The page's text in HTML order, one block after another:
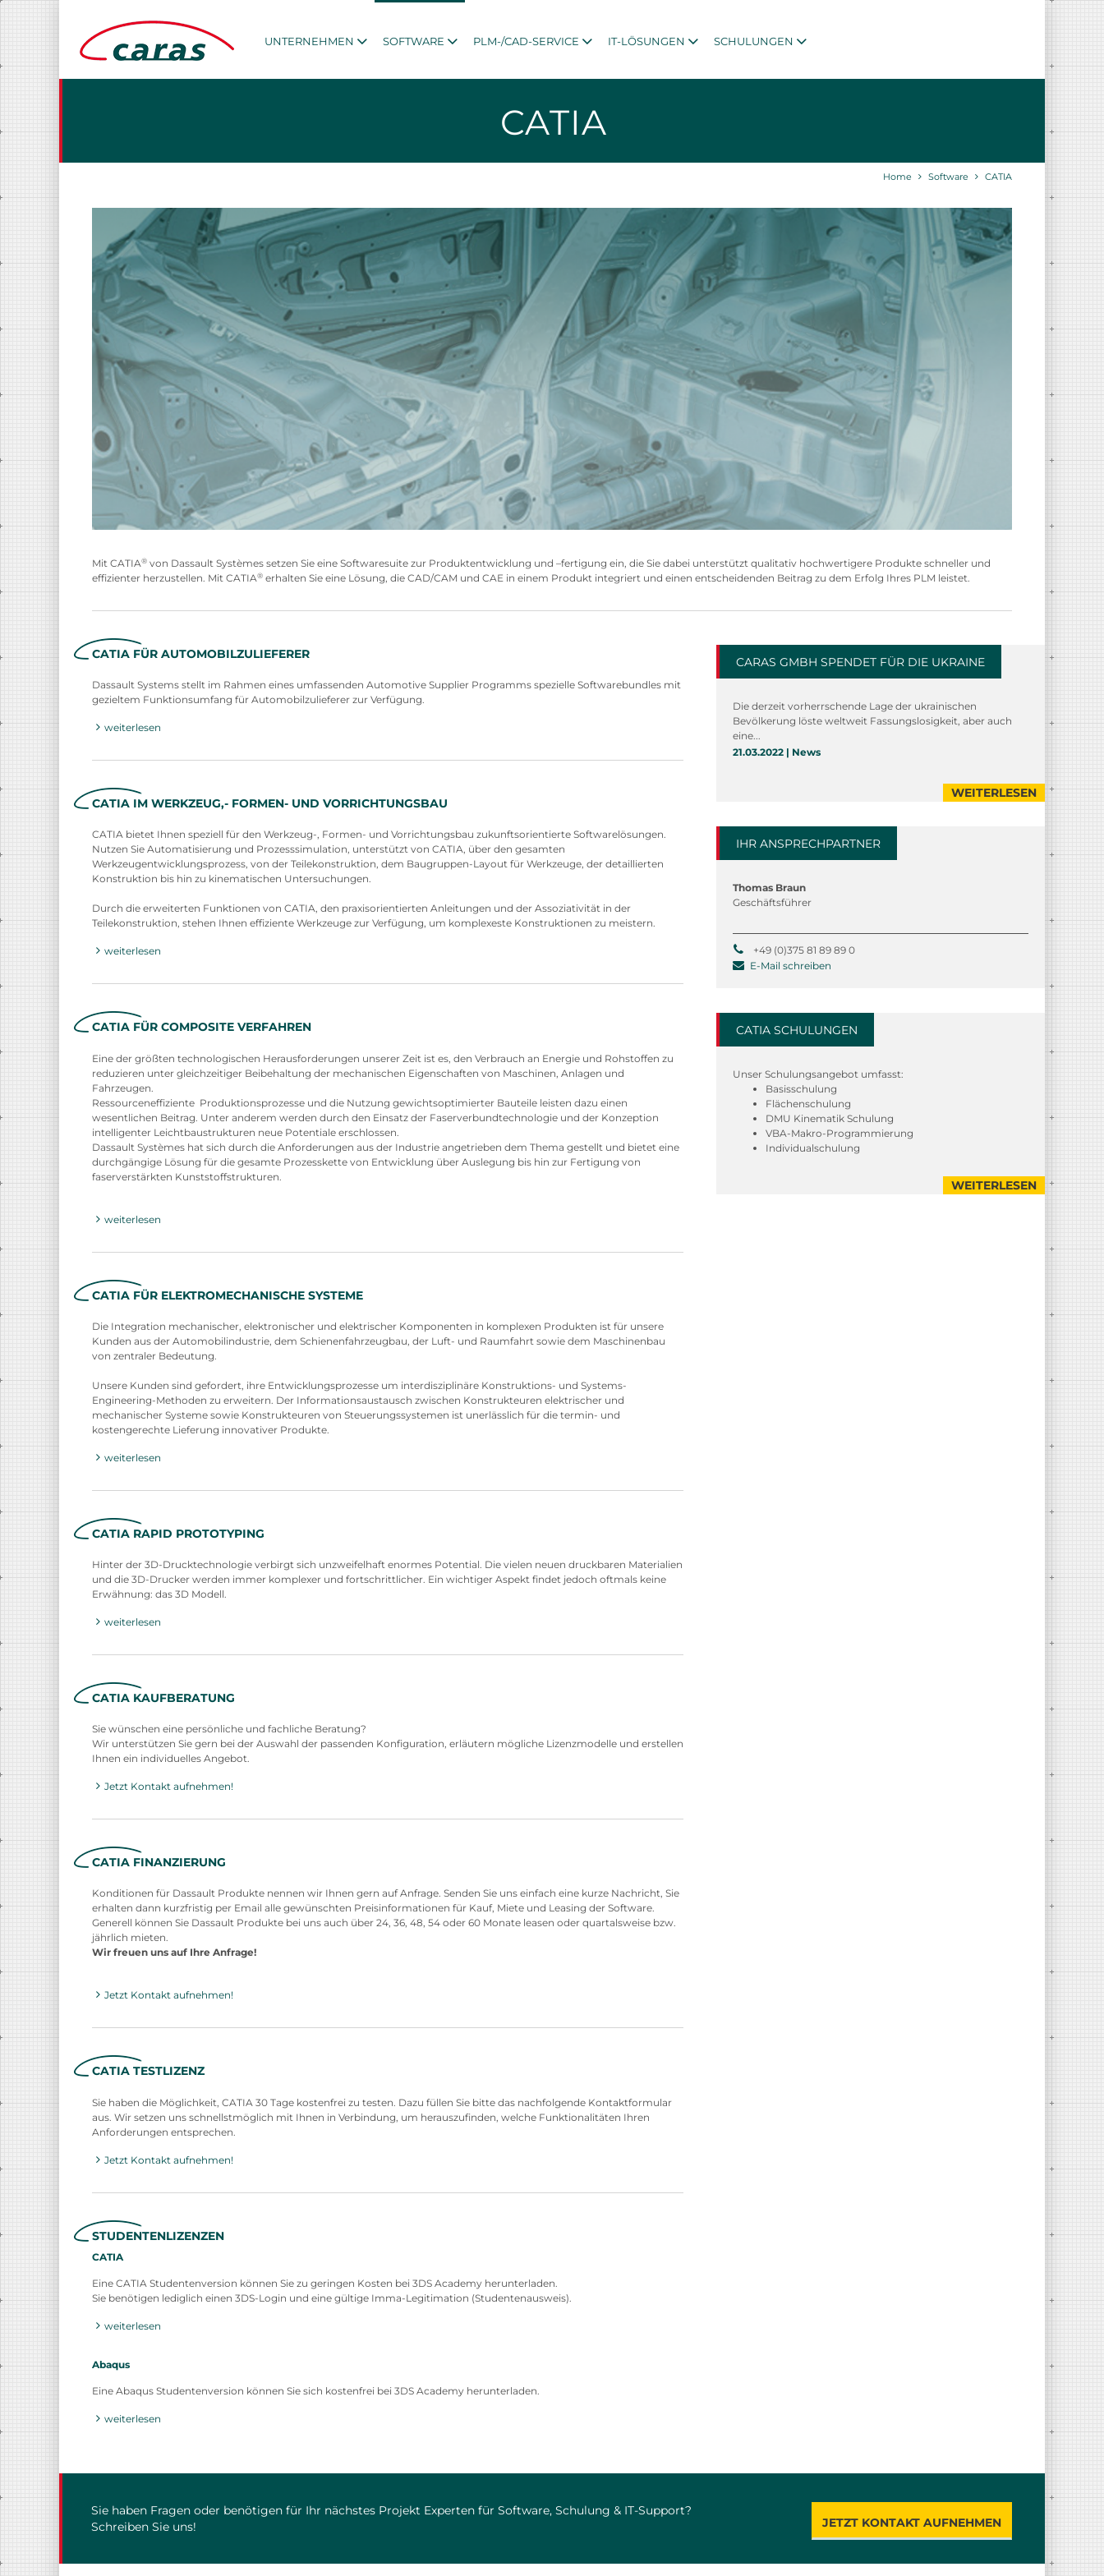
UNTERNEHMEN SOFTWARE PLM-/CAD-SERVICE IT-LÖSUNGEN SCHULUNGEN
CATIA
Home Software CATIA
Mit CATIA® von Dassault Systèmes setzen Sie eine Softwaresuite zur Produktentwicklung und –fertigung ein, die Sie dabei unterstützt qualitativ hochwertigere Produkte schneller und
effizienter herzustellen. Mit CATIA® erhalten Sie eine Lösung, die CAD/CAM und CAE in einem Produkt integriert und einen entscheidenden Beitrag zu dem Erfolg Ihres PLM leistet.
CATIA FÜR AUTOMOBILZULIEFERER
Dassault Systems stellt im Rahmen eines umfassenden Automotive Supplier Programms spezielle Softwarebundles mit
gezieltem Funktionsumfang für Automobilzulieferer zur Verfügung.
weiterlesen
CATIA IM WERKZEUG,- FORMEN- UND VORRICHTUNGSBAU
CATIA bietet Ihnen speziell für den Werkzeug-, Formen- und Vorrichtungsbau zukunftsorientierte Softwarelösungen.
Nutzen Sie Automatisierung und Prozesssimulation, unterstützt von CATIA, über den gesamten
Werkzeugentwicklungsprozess, von der Teilekonstruktion, dem Baugruppen-Layout für Werkzeuge, der detaillierten
Konstruktion bis hin zu kinematischen Untersuchungen.
Durch die erweiterten Funktionen von CATIA, den praxisorientierten Anleitungen und der Assoziativität in der
Teilekonstruktion, stehen Ihnen effiziente Werkzeuge zur Verfügung, um komplexeste Konstruktionen zu meistern.
weiterlesen
CATIA FÜR COMPOSITE VERFAHREN
Eine der größten technologischen Herausforderungen unserer Zeit ist es, den Verbrauch an Energie und Rohstoffen zu
reduzieren unter gleichzeitiger Beibehaltung der mechanischen Eigenschaften von Maschinen, Anlagen und
Fahrzeugen.
Ressourceneffiziente Produktionsprozesse und die Nutzung gewichtsoptimierter Bauteile leisten dazu einen
wesentlichen Beitrag. Unter anderem werden durch den Einsatz der Faserverbundtechnologie und der Konzeption
intelligenter Leichtbaustrukturen neue Potentiale erschlossen.
Dassault Systèmes hat sich durch die Anforderungen aus der Industrie angetrieben dem Thema gestellt und bietet eine
durchgängige Lösung für die gesamte Prozesskette von Entwicklung über Auslegung bis hin zur Fertigung von
faserverstärkten Kunststoffstrukturen.
weiterlesen
CATIA FÜR ELEKTROMECHANISCHE SYSTEME
Die Integration mechanischer, elektronischer und elektrischer Komponenten in komplexen Produkten ist für unsere
Kunden aus der Automobilindustrie, dem Schienenfahrzeugbau, der Luft- und Raumfahrt sowie dem Maschinenbau
von zentraler Bedeutung.
Unsere Kunden sind gefordert, ihre Entwicklungsprozesse um interdisziplinäre Konstruktions- und Systems-
Engineering-Methoden zu erweitern. Der Informationsaustausch zwischen Konstrukteuren elektrischer und
mechanischer Systeme sowie Konstrukteuren von Steuerungssystemen ist unerlässlich für die termin- und
kostengerechte Lieferung innovativer Produkte.
weiterlesen
CATIA RAPID PROTOTYPING
Hinter der 3D-Drucktechnologie verbirgt sich unzweifelhaft enormes Potential. Die vielen neuen druckbaren Materialien
und die 3D-Drucker werden immer komplexer und fortschrittlicher. Ein wichtiger Aspekt findet jedoch oftmals keine
Erwähnung: das 3D Modell.
weiterlesen
CATIA KAUFBERATUNG
Sie wünschen eine persönliche und fachliche Beratung?
Wir unterstützen Sie gern bei der Auswahl der passenden Konfiguration, erläutern mögliche Lizenzmodelle und erstellen
Ihnen ein individuelles Angebot.
Jetzt Kontakt aufnehmen!
CATIA FINANZIERUNG
Konditionen für Dassault Produkte nennen wir Ihnen gern auf Anfrage. Senden Sie uns einfach eine kurze Nachricht, Sie
erhalten dann kurzfristig per Email alle gewünschten Preisinformationen für Kauf, Miete und Leasing der Software.
Generell können Sie Dassault Produkte bei uns auch über 24, 36, 48, 54 oder 60 Monate leasen oder quartalsweise bzw.
jährlich mieten.
Wir freuen uns auf Ihre Anfrage!
Jetzt Kontakt aufnehmen!
CATIA TESTLIZENZ
Sie haben die Möglichkeit, CATIA 30 Tage kostenfrei zu testen. Dazu füllen Sie bitte das nachfolgende Kontaktformular
aus. Wir setzen uns schnellstmöglich mit Ihnen in Verbindung, um herauszufinden, welche Funktionalitäten Ihren
Anforderungen entsprechen.
Jetzt Kontakt aufnehmen!
STUDENTENLIZENZEN
CATIA
Eine CATIA Studentenversion können Sie zu geringen Kosten bei 3DS Academy herunterladen.
Sie benötigen lediglich einen 3DS-Login und eine gültige Imma-Legitimation (Studentenausweis).
weiterlesen
Abaqus
Eine Abaqus Studentenversion können Sie sich kostenfrei bei 3DS Academy herunterladen.
weiterlesen
CARAS GMBH SPENDET FÜR DIE UKRAINE
Die derzeit vorherrschende Lage der ukrainischen
Bevölkerung löste weltweit Fassungslosigkeit, aber auch
eine...
21.03.2022 | News
WEITERLESEN
IHR ANSPRECHPARTNER
Thomas Braun
Geschäftsführer
+49 (0)375 81 89 89 0
E-Mail schreiben
CATIA SCHULUNGEN
Unser Schulungsangebot umfasst:
Basisschulung
Flächenschulung
DMU Kinematik Schulung
VBA-Makro-Programmierung
Individualschulung
WEITERLESEN
Sie haben Fragen oder benötigen für Ihr nächstes Projekt Experten für Software, Schulung & IT-Support?
Schreiben Sie uns!
JETZT KONTAKT AUFNEHMEN